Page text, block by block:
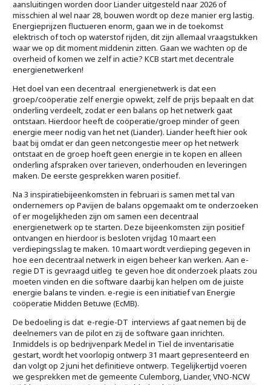
aansluitingen worden door Liander uitgesteld naar 2026 of
misschien al wel naar 28, bouwen wordt op deze manier erg lastig.
Energieprijzen fluctueren enorm, gaan we in de toekomst
elektrisch of toch op waterstof rijden, dit zijn allemaal vraagstukken
waar we op dit moment middenin zitten. Gaan we wachten op de
overheid of komen we zelf in actie? KCB start met decentrale
energienetwerken!
Het doel van een decentraal energienetwerk is dat een
groep/coöperatie zelf energie opwekt, zelf de prijs bepaalt en dat
onderling verdeelt, zodat er een balans op het netwerk gaat
ontstaan. Hierdoor heeft de coöperatie/groep minder of geen
energie meer nodig van het net (Liander). Liander heeft hier ook
baat bij omdat er dan geen netcongestie meer op het netwerk
ontstaat en de groep hoeft geen energie in te kopen en alleen
onderling afspraken over tarieven, onderhouden en leveringen
maken. De eerste gesprekken waren positief.
Na 3 inspiratiebijeenkomsten in februari is samen met tal van
ondernemers op Pavijen de balans opgemaakt om te onderzoeken
of er mogelijkheden zijn om samen een decentraal
energienetwerk op te starten. Deze bijeenkomsten zijn positief
ontvangen en hierdoor is besloten vrijdag 10 maart een
verdiepingsslag te maken. 10 maart wordt verdieping gegeven in
hoe een decentraal netwerk in eigen beheer kan werken. Aan e-
regie DT is gevraagd uitleg te geven hoe dit onderzoek plaats zou
moeten vinden en die software daarbij kan helpen om de juiste
energie balans te vinden. e-regie is een initiatief van Energie
coöperatie Midden Betuwe (EcMB).
De bedoeling is dat e-regie-DT interviews af gaat nemen bij de
deelnemers van de pilot en zij de software gaan inrichten.
Inmiddels is op bedrijvenpark Medel in Tiel de inventarisatie
gestart, wordt het voorlopig ontwerp 31 maart gepresenteerd en
dan volgt op 2 juni het definitieve ontwerp. Tegelijkertijd voeren
we gesprekken met de gemeente Culemborg, Liander, VNO-NCW